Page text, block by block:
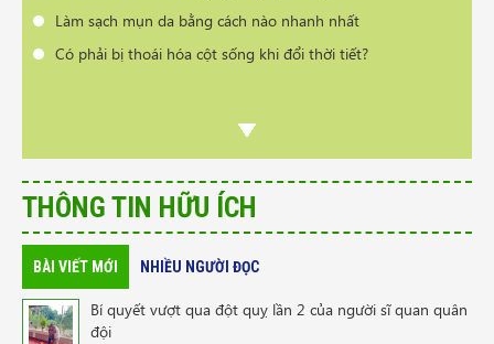
Làm sạch mụn da bằng cách nào nhanh nhất
Có phải bị thoái hóa cột sống khi đổi thời tiết?
THÔNG TIN HỮU ÍCH
BÀI VIẾT MỚI NHIỀU NGƯỜI ĐỌC
Bí quyết vượt qua đột quỵ lần 2 của người sĩ quan quân
đội